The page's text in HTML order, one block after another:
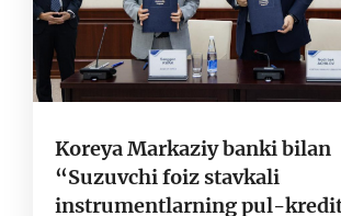
Koreya Markaziy banki bilan
“Suzuvchi foiz stavkali
instrumentlarning pul-